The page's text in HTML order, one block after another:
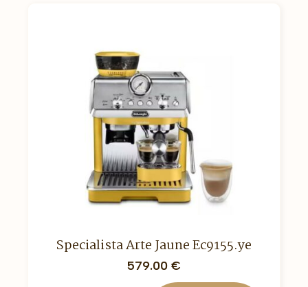
Specialista Arte Jaune Ec9155.ye
579.00 €